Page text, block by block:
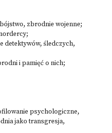
zbrodnie wojenne;
detektywów, śledczych,
i pamięć o nich;
psychologiczne,
jako transgresja,